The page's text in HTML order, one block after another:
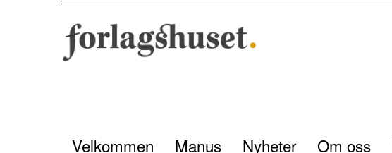
Velkommen Manus Nyheter Om oss